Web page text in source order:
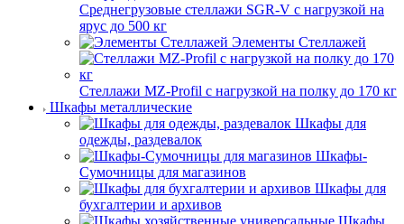
Среднегрузовые стеллажи SGR-V с нагрузкой на
ярус до 500 кг
Элементы Стеллажей
Стеллажи MZ-Profil с нагрузкой на полку до 170 кг
Шкафы металлические
Шкафы для
одежды, раздевалок
Шкафы-
Сумочницы для магазинов
Шкафы для
бухгалтерии и архивов
Шкафы